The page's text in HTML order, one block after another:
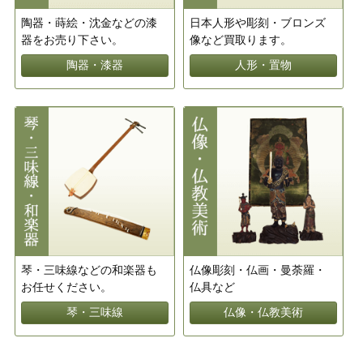
陶器・蒔絵・沈金などの漆
器をお売り下さい。
陶器・漆器
日本人形や彫刻・ブロンズ
像など買取ります。
人形・置物
琴・三味線などの和楽器も
お任せください。
琴・三味線
仏像彫刻・仏画・曼荼羅・
仏具など
仏像・仏教美術